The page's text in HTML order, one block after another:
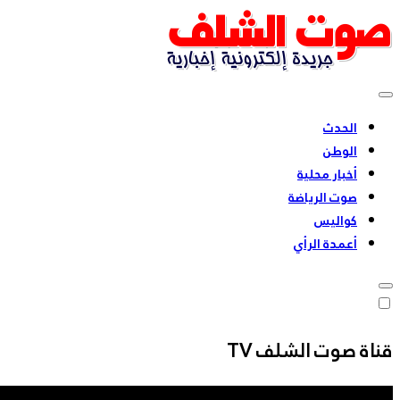
Skip
to
content
بشعار للحقيقة عنوان
الحدث
الوطن
أخبار محلية
صوت الرياضة
كواليس
أعمدة الرأي
قناة صوت الشلف TV